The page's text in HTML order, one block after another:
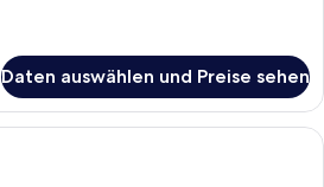
Daten auswählen und Preise sehen